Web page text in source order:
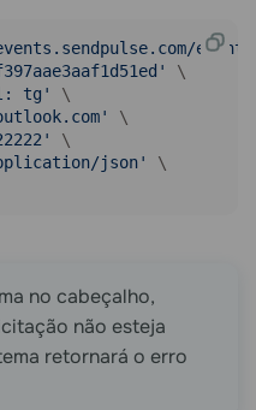
events/
\
tg'
\
\
\
json'
\
no cabeçalho,
não esteja
retornará o erro